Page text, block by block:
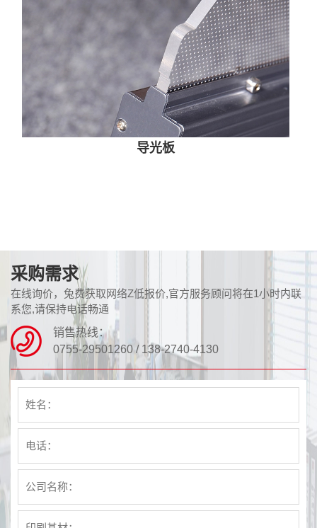
导光板
采购需求
在线询价，兔费获取网络Z低报价,官方服务顾问将在1小时内联
系您,请保持电话畅通
销售热线：
0755-29501260 / 138-2740-4130